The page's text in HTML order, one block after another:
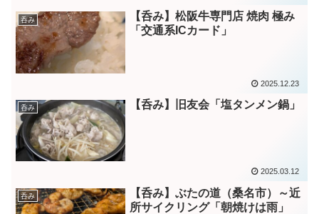
呑み
【呑み】松阪牛専門店 焼肉 極み
「交通系ICカード」
2025.12.23
呑み 【呑み】旧友会「塩タンメン鍋」
2025.03.12
呑み
【呑み】ぶたの道（桑名市）～近
所サイクリング「朝焼けは雨」